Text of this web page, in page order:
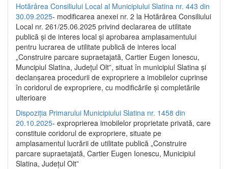
Hotărârea Consiliului Local al Municipiului Slatina nr. 443 din
30.09.2025- modificarea anexei nr. 2 la Hotărârea Consiliului
Local nr. 261/25.06.2025 privind declararea de utilitate
publică şi de interes local şi aprobarea amplasamentului
pentru lucrarea de utilitate publică de interes local
„Construire parcare supraetajată, Cartier Eugen Ionescu,
Muncipiul Slatina, Judeţul Olt”, situat în municipiul Slatina şi
declanşarea procedurii de expropriere a imobilelor cuprinse
în coridorul de expropriere, cu modificările şi completările
ulterioare
Dispoziția Primarului Municipiului Slatina nr. 1458 din
20.10.2025- exproprierea imobilelor proprietate privată, care
constituie coridorul de expropriere, situate pe
amplasamentul lucrării de utilitate publică „Construire
parcare supraetajată, Cartier Eugen Ionescu, Municipiul
Slatina, Județul Olt”